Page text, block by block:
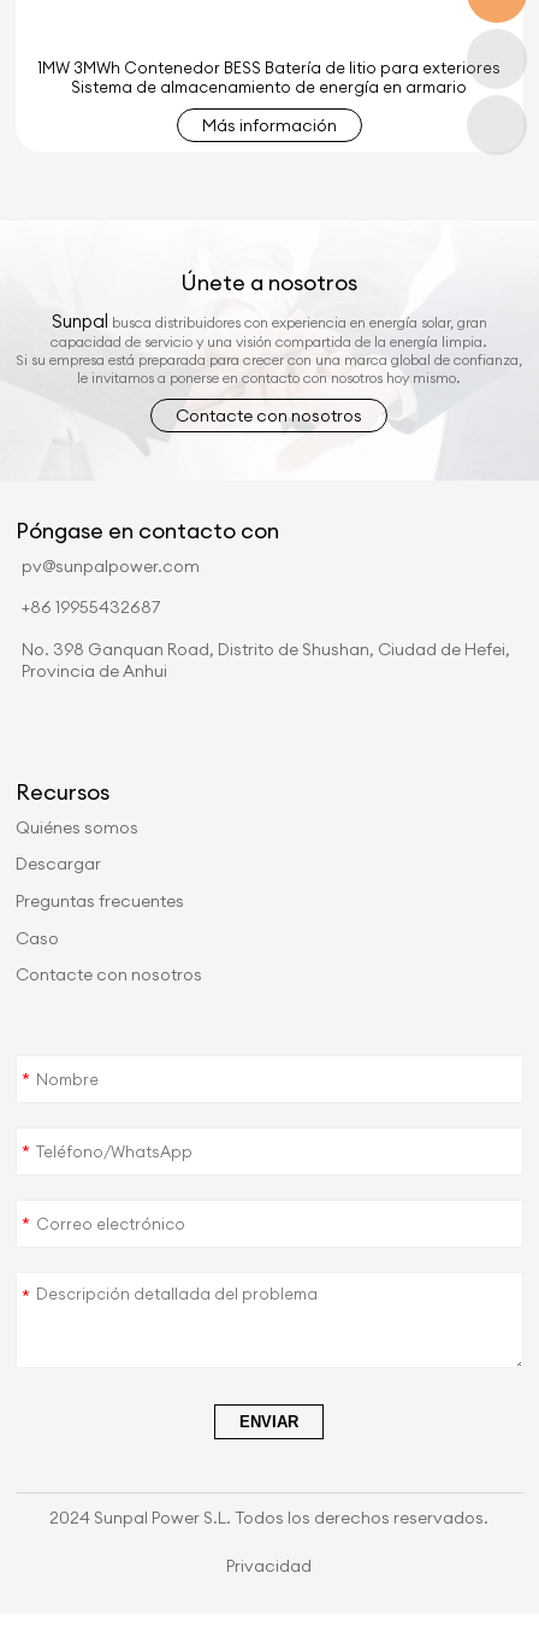
1MW 3MWh Contenedor BESS Batería de litio para exteriores
Sistema de almacenamiento de energía en armario
Más información
Únete a nosotros
Sunpal busca distribuidores con experiencia en energía solar, gran
capacidad de servicio y una visión compartida de la energía limpia.
Si su empresa está preparada para crecer con una marca global de confianza,
le invitamos a ponerse en contacto con nosotros hoy mismo.
Contacte con nosotros
Póngase en contacto con
pv@sunpalpower.com
+86 19955432687
No. 398 Ganquan Road, Distrito de Shushan, Ciudad de Hefei,
Provincia de Anhui
Recursos
Quiénes somos
Descargar
Preguntas frecuentes
Caso
Contacte con nosotros
*
*
*
*
ENVIAR
2024 Sunpal Power S.L. Todos los derechos reservados.
Privacidad